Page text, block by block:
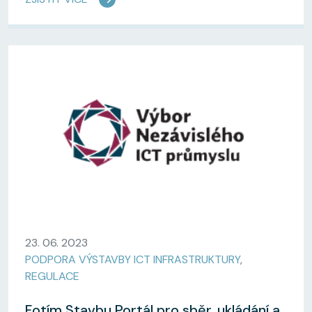
23. 06. 2023
PODPORA VÝSTAVBY ICT INFRASTRUKTURY,
REGULACE